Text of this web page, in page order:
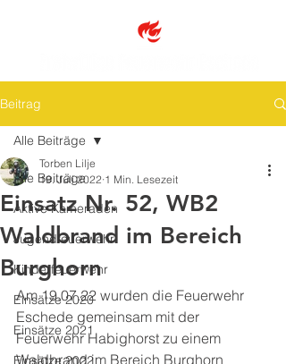
Beitrag
Alle Beiträge
Aktive Kameraden
Jugendfeuerwehr
Kinderfeuerwehr
Einsätze 2020
Einsätze 2021
Einsätze 2022
Alle Beiträge
Einsatz Nr. 52, WB2
Waldbrand im Bereich
Burghorn
Torben Lilje
19. Juli 2022 1 Min. Lesezeit
Am 19.07.22 wurden die Feuerwehr
Eschede gemeinsam mit der
Feuerwehr Habighorst zu einem
Waldbrand im Bereich Burghorn